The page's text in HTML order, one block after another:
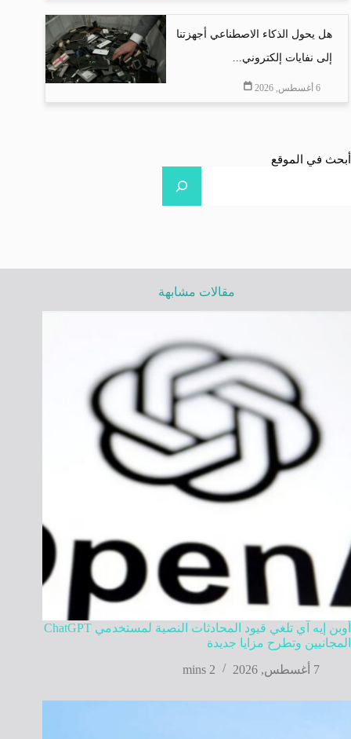
هل يحول الذكاء الاصطناعي أجهزتنا
إلى نفايات إلكتروني...
6 أغسطس, 2026
أبحث في الموقع
مقالات مشابهة
أوبن إيه آي تلغي قيود المحادثات النصية لمستخدمي ChatGPT
المجانيين وتطرح مزايا جديدة
7 أغسطس, 2026
2 mins